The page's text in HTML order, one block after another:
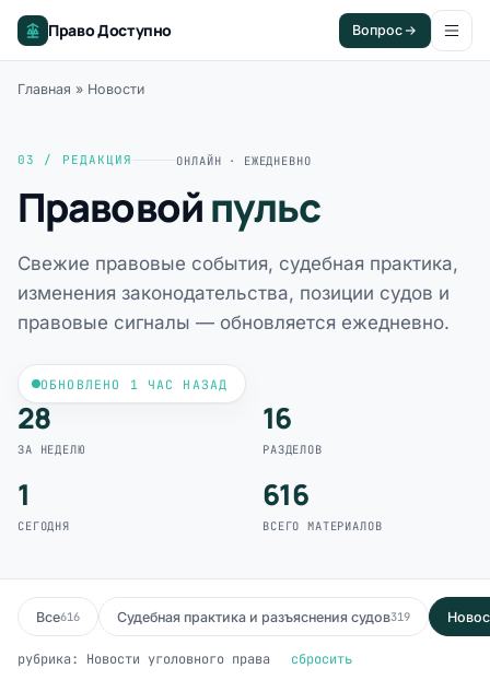
Право Доступно Вопрос
Главная » Новости
03 / РЕДАКЦИЯ ОНЛАЙН · ЕЖЕДНЕВНО
Правовойпульс
Свежие правовые события, судебная практика,
изменения законодательства, позиции судов и
правовые сигналы — обновляется ежедневно.
ОБНОВЛЕНО 1 ЧАС НАЗАД
28
ЗА НЕДЕЛЮ
16
РАЗДЕЛОВ
1
СЕГОДНЯ
616
ВСЕГО МАТЕРИАЛОВ
Все616 Судебная практика и разъяснения судов319
рубрика: Новости уголовного права сбросить